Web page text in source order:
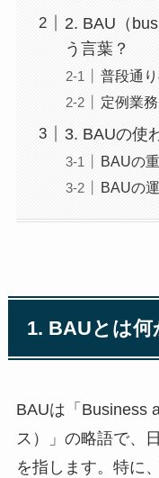
2. BAU（
う言葉？
普段通
定例業務
3. BAUの使
BAUの
BAUの
1. BAUとは何
BAUは「Business
ス）」の略語で、
を指します。特に